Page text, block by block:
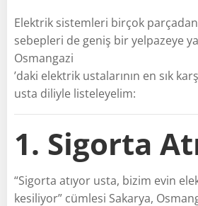
Elektrik sistemleri birçok
sebepleri de geniş bir yelpazeye
Osmangazi
’daki elektrik ustalarının en sık
usta diliyle listeleyelim:
1. Sigorta
“Sigorta atıyor usta, bizim evin
kesiliyor” cümlesi Sakarya,